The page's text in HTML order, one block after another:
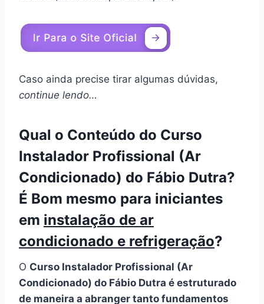
Caso ainda precise tirar algumas dúvidas,
continue lendo…
Qual o Conteúdo do Curso
Instalador Profissional (Ar
Condicionado) do Fábio Dutra?
É Bom mesmo para iniciantes
em instalação de ar
condicionado e refrigeração?
O Curso Instalador Profissional (Ar
Condicionado) do Fábio Dutra é estruturado
de maneira a abranger tanto fundamentos